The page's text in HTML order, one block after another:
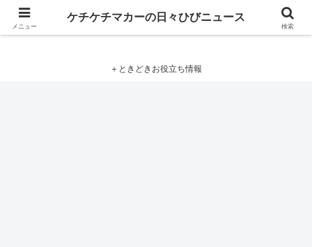
ケチケチマカーの日々ひびニュース
＋ときどきお役立ち情報
メニュー
ケチケチマカーの日々ひびニュース
検索